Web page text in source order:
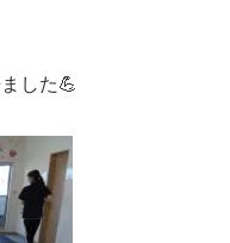
した💪